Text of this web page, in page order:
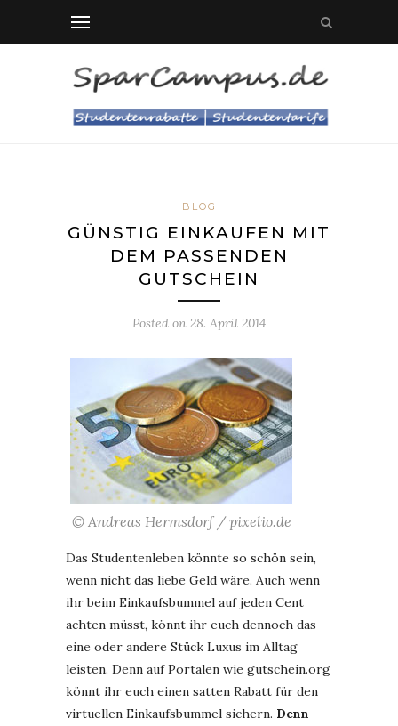
BLOG
GÜNSTIG EINKAUFEN MIT
DEM PASSENDEN
GUTSCHEIN
Posted on 28. April 2014
© Andreas Hermsdorf / pixelio.de
Das Studentenleben könnte so schön sein,
wenn nicht das liebe Geld wäre. Auch wenn
ihr beim Einkaufsbummel auf jeden Cent
achten müsst, könnt ihr euch dennoch das
eine oder andere Stück Luxus im Alltag
leisten. Denn auf Portalen wie gutschein.org
könnt ihr euch einen satten Rabatt für den
virtuellen Einkaufsbummel sichern. Denn